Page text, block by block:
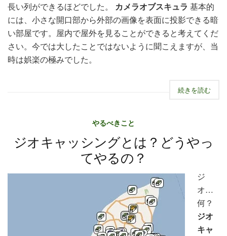
長い列ができるほどでした。 カメラオブスキュラ 基本的
には、小さな開口部から外部の画像を表面に投影できる暗
い部屋です。屋内で屋外を見ることができると考えてくだ
さい。今では大したことではないように聞こえますが、当
時は娯楽の極みでした。
続きを読む
やるべきこと
ジオキャッシングとは？どうやっ
てやるの？
ジ
オ…
何？
ジオ
キャ